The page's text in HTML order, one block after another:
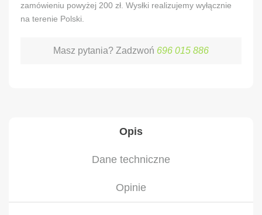
zamówieniu powyżej 200 zł. Wysłki realizujemy wyłącznie
na terenie Polski.
Masz pytania? Zadzwoń 696 015 886
Opis
Dane techniczne
Opinie